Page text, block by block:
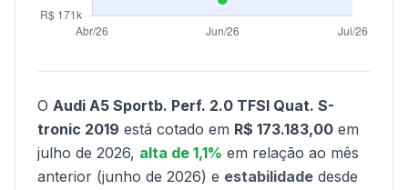
O Audi A5 Sportb. Perf. 2.0 TFSI Quat. S-
tronic 2019 está cotado em R$ 173.183,00 em
julho de 2026, alta de 1,1% em relação ao mês
anterior (junho de 2026) e estabilidade desde